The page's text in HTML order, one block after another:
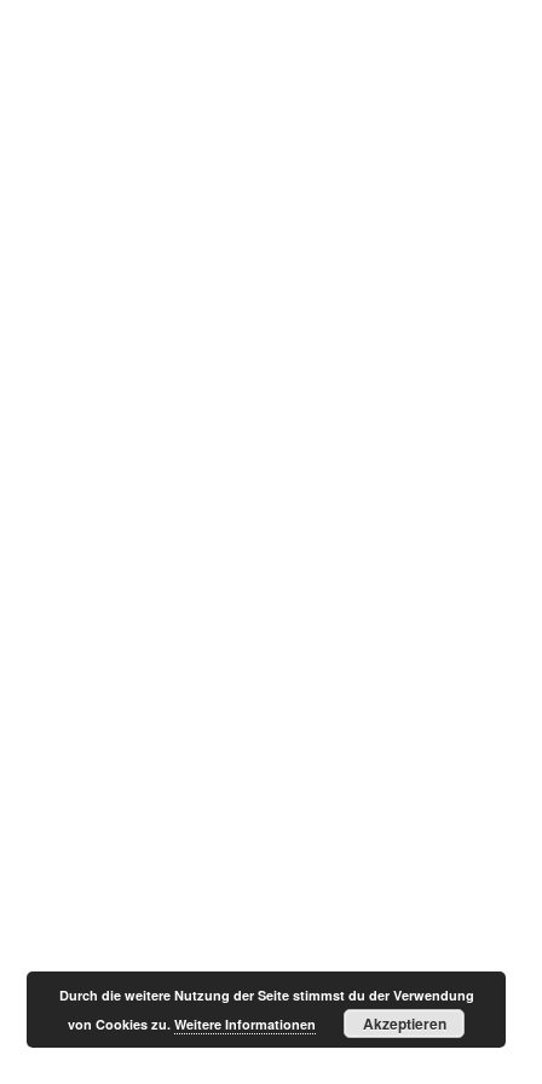
Durch die weitere Nutzung der Seite stimmst du der Verwendung
von Cookies zu.Weitere Informationen Akzeptieren